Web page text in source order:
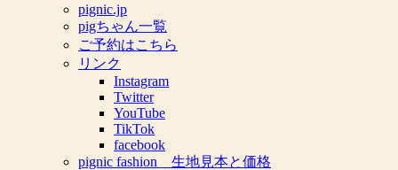
pignic.jp
pigちゃん一覧
ご予約はこちら
リンク
Instagram
Twitter
YouTube
TikTok
facebook
pignic fashion 生地見本と価格